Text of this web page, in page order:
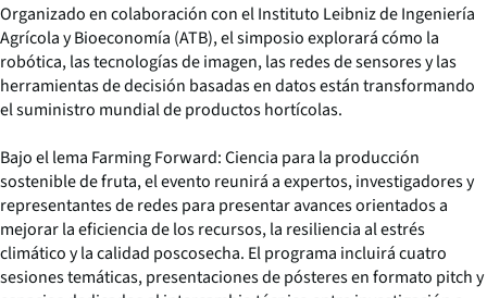
Organizado en colaboración con el Instituto Leibniz de Ingeniería
Agrícola y Bioeconomía (ATB), el simposio explorará cómo la
robótica, las tecnologías de imagen, las redes de sensores y las
herramientas de decisión basadas en datos están transformando
el suministro mundial de productos hortícolas.
Bajo el lema Farming Forward: Ciencia para la producción
sostenible de fruta, el evento reunirá a expertos, investigadores y
representantes de redes para presentar avances orientados a
mejorar la eficiencia de los recursos, la resiliencia al estrés
climático y la calidad poscosecha. El programa incluirá cuatro
sesiones temáticas, presentaciones de pósteres en formato pitch y